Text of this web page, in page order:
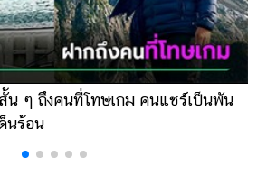
น ๆ ถึงคนที่โทษเกม คนแชร์เป็นพัน
นร้อน